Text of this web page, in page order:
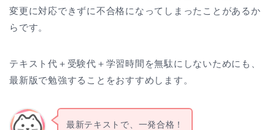
変更に対応できずに不合格になってしまったことがあるか
らです。
テキスト代＋受験代＋学習時間を無駄にしないためにも、
最新版で勉強することをおすすめします。
最新テキストで、一発合格！